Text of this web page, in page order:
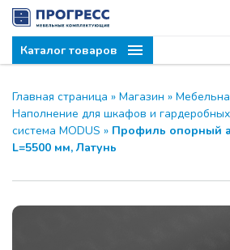
Каталог товаров
Главная страница » Магазин »
Наполнение для шкафов и гардеробных
система MODUS » Профиль опорный
L=5500 мм, Латунь